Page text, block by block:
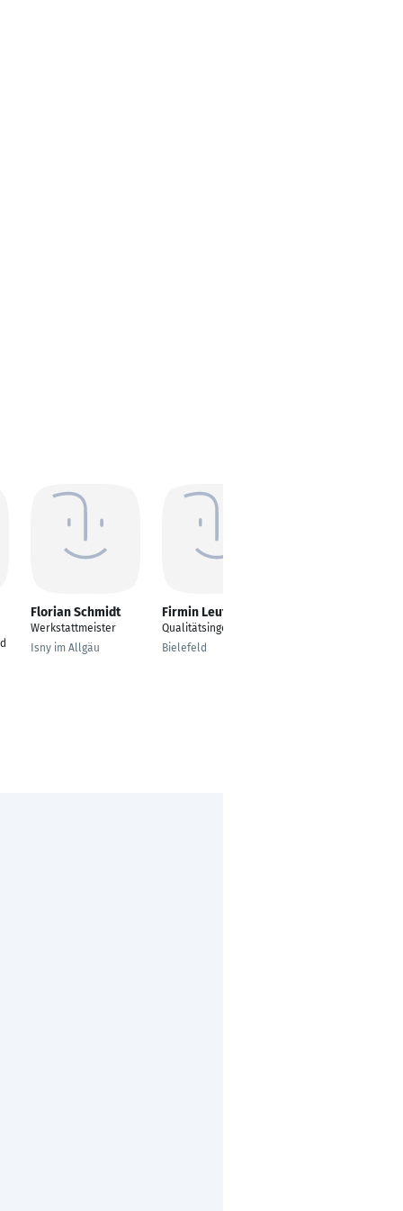
Florian Schmidt
Werkstattmeister
Isny im Allgäu
Firmin Leutloff
Qualitätsingenieur
Bielefeld